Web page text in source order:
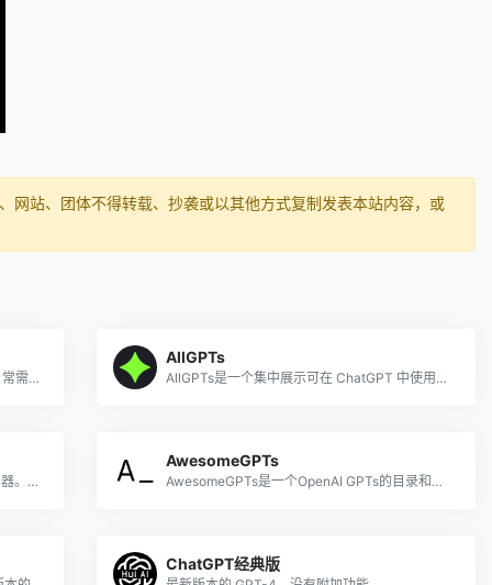
站、团体不得转载、抄袭或以其他方式复制发表本站内容，或
GPTs 是一种创新方法，允许任何人根据日常需求、特定任务、工作或家庭生活来个性化定制自己的 ChatGPT，用户无需任何代码，全程支持可视化点击操作。
AllGPTs
AllGPTs是一个集中展示可在 ChatGPT 中使用的各种GPTs代理(GPT Agents)的目录。这个目录每天都会更新为用户提供最新的GPT工具信息。
AI Paper Polisher Pro简直是一款AI科研利器。它可以为完善AI会议论文提供直接明了的建议，重点关注论文结构、技术精度和视觉元素的LaTeX代码。
AwesomeGPTs
AwesomeGPTs是一个OpenAI GPTs的目录和搜索引擎，提供了9000多个自定义GPT模型，并不断增长。
ChatGPT经典版